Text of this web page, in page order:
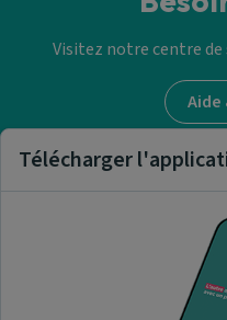
Visitez notre centre
Aide
Trouver un
Nos articles
Télécharger